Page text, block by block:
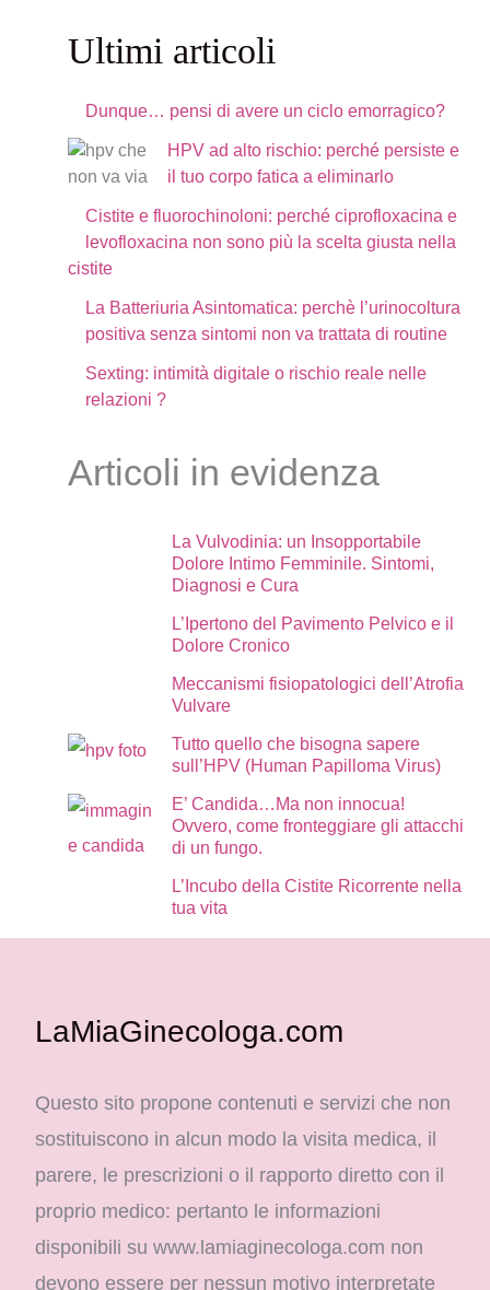
Ultimi articoli
Dunque… pensi di avere un ciclo emorragico?
HPV ad alto rischio: perché persiste e
il tuo corpo fatica a eliminarlo
Cistite e fluorochinoloni: perché ciprofloxacina e
levofloxacina non sono più la scelta giusta nella
cistite
La Batteriuria Asintomatica: perchè l’urinocoltura
positiva senza sintomi non va trattata di routine
Sexting: intimità digitale o rischio reale nelle
relazioni ?
Articoli in evidenza
La Vulvodinia: un Insopportabile
Dolore Intimo Femminile. Sintomi,
Diagnosi e Cura
L’Ipertono del Pavimento Pelvico e il
Dolore Cronico
Meccanismi fisiopatologici dell’Atrofia
Vulvare
Tutto quello che bisogna sapere
sull’HPV (Human Papilloma Virus)
E’ Candida…Ma non innocua!
Ovvero, come fronteggiare gli attacchi
di un fungo.
L’Incubo della Cistite Ricorrente nella
tua vita
LaMiaGinecologa.com
Questo sito propone contenuti e servizi che non
sostituiscono in alcun modo la visita medica, il
parere, le prescrizioni o il rapporto diretto con il
proprio medico: pertanto le informazioni
disponibili su www.lamiaginecologa.com non
devono essere per nessun motivo interpretate